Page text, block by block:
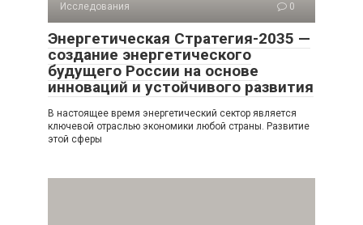
Исследования 0
Энергетическая Стратегия-2035 —
создание энергетического
будущего России на основе
инноваций и устойчивого развития
В настоящее время энергетический сектор является
ключевой отраслью экономики любой страны. Развитие
этой сферы